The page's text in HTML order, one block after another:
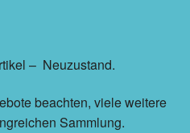
– Neuzustand.
beachten, viele weitere
Sammlung.